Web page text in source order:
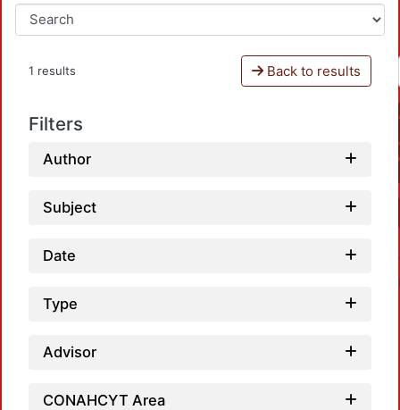
1 results Back to results
Filters
Author
Subject
Date
Type
Advisor
CONAHCYT Area